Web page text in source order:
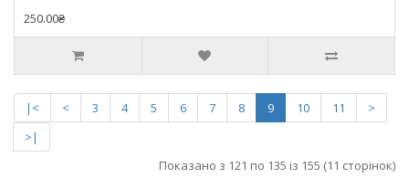
250.00₴
|< < 3 4 5 6 7 8 9 10 11
>
>|
Показано з 121 по 135 із 155 (11 сторінок)